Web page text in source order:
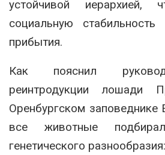
устойчивой иерархией,
социальную
прибытия.
Как пояснил
реинтродукции лошади
Оренбургском заповеднике
все животные
генетического разнообразия: